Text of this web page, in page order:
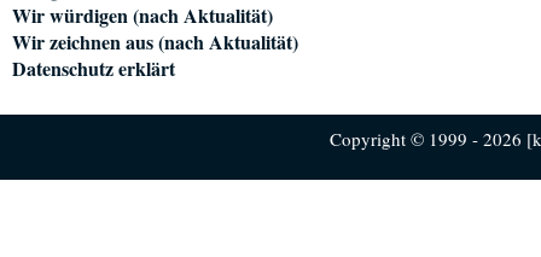
Wir würdigen (nach Aktualität)
Wir zeichnen aus (nach Aktualität)
Datenschutz erklärt
Copyright © 1999 - 2026